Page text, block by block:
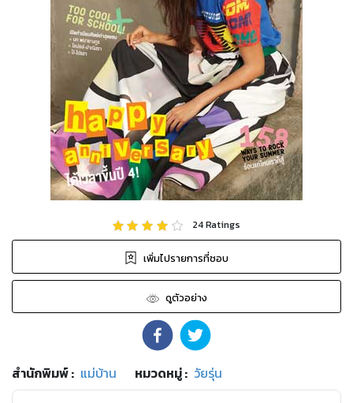
24Ratings
เพิ่มไปรายการที่ชอบ
ดูตัวอย่าง
สำนักพิมพ์: แม่บ้าน หมวดหมู่: วัยรุ่น